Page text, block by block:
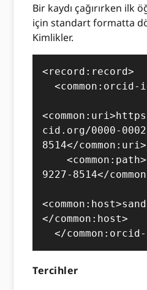
Bir kaydı çağırırken ilk
için standart formatta
Kimlikler.
<record:record>
  <common:orcid-identifier>
cid.org/0000-
8514</common:uri>
    <common:path>0000-0002-
9227-8514</
</common:host>
</
Tercihler